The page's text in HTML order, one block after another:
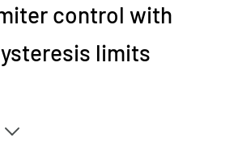
control with
limits